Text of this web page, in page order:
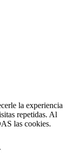
la experiencia
repetidas. Al
las cookies.